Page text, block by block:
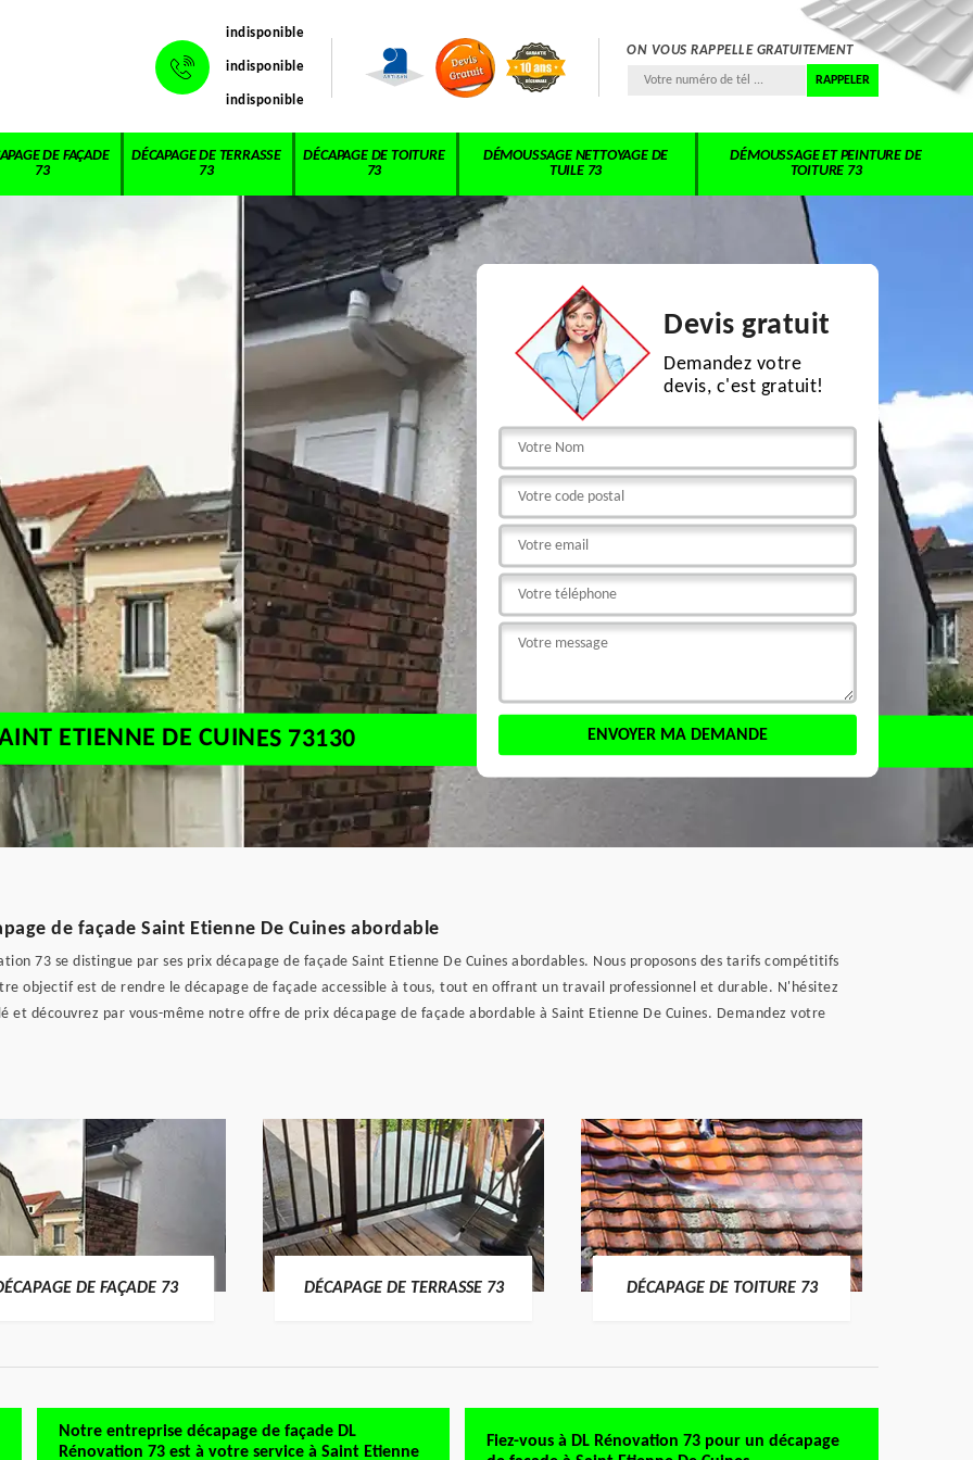
indisponible
indisponible
indisponible
ON VOUS RAPPELLE GRATUITEMENT
DE FAÇADE
73
DÉCAPAGE DE TERRASSE
73
DÉCAPAGE DE TOITURE
73
DÉMOUSSAGE NETTOYAGE DE
TUILE 73
DÉMOUSSAGE ET PEINTURE DE
TOITURE 73
Devis gratuit
Demandez votre
devis, c'est gratuit!
ETIENNE DE CUINES 73130
de façade Saint Etienne De Cuines abordable
73 se distingue par ses prix décapage de façade Saint Etienne De Cuines abordables. Nous proposons des tarifs compétitifs
objectif est de rendre le décapage de façade accessible à tous, tout en offrant un travail professionnel et durable. N'hésitez
découvrez par vous-même notre offre de prix décapage de façade abordable à Saint Etienne De Cuines. Demandez votre
DE FAÇADE 73 DÉCAPAGE DE TERRASSE 73 DÉCAPAGE DE TOITURE 73
Notre entreprise décapage de façade DL
Rénovation 73 est à votre service à Saint Etienne
Fiez-vous à DL Rénovation 73 pour un décapage